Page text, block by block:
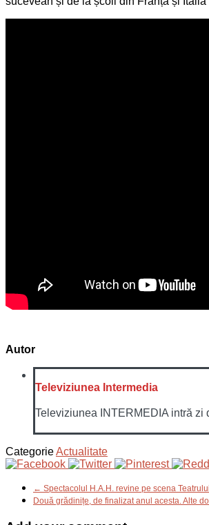
Autor
Televiziunea Intermedia
Televiziunea INTERMEDIA intră
CategorieActualitate
← Spectacolul H.A.H. revine pe scena
Două grădinițe, de finalizat anul acesta. Alte